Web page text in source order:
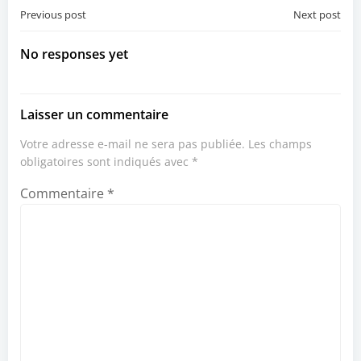
Post
navigation
Previous post Next post
No responses yet
Laisser un commentaire
Votre adresse e-mail ne sera pas publiée. Les champs
obligatoires sont indiqués avec *
Commentaire *